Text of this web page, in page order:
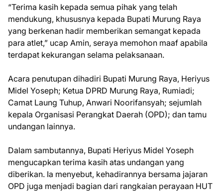
“Terima kasih kepada semua pihak yang telah
mendukung, khususnya kepada Bupati Murung Raya
yang berkenan hadir memberikan semangat kepada
para atlet,” ucap Amin, seraya memohon maaf apabila
terdapat kekurangan selama pelaksanaan.
Acara penutupan dihadiri Bupati Murung Raya, Heriyus
Midel Yoseph; Ketua DPRD Murung Raya, Rumiadi;
Camat Laung Tuhup, Anwari Noorifansyah; sejumlah
kepala Organisasi Perangkat Daerah (OPD); dan tamu
undangan lainnya.
Dalam sambutannya, Bupati Heriyus Midel Yoseph
mengucapkan terima kasih atas undangan yang
diberikan. Ia menyebut, kehadirannya bersama jajaran
OPD juga menjadi bagian dari rangkaian perayaan HUT